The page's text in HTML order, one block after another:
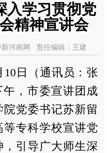
入学习贯彻党
精神宣讲会
河南网 责任编辑：王建
日（通讯员：张
，市委宣讲团成
院党委书记苏新留
专科学校宣讲党
引导广大师生深